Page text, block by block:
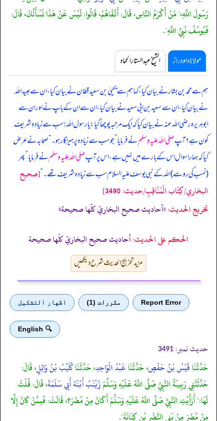
رَسُولَ اللَّهِ،" مَنْ أَكْرَمُ النَّاسِ، قَالَ: أَتْقَاهُمْ، قَالُوا: لَيْسَ عَنْ هَذَا نَسْأَلُكَ، قَالَ:
فَيُوسُفُ نَبِيُّ اللَّهِ".
مولانا داود راز الشیخ عبدالستار الحماد
ہم سے محمد بن بشار نے بیان کیا، کہا ہم سے یحییٰ بن سعید قطان نے بیان کیا، ان سے عبیداللہ
نے بیان کیا، ان سے سعید بن ابی سعید نے بیان کیا، ان سے ان کے باپ نے اور ان سے
ابوہریرہ رضی اللہ عنہ نے بیان کیا کہایک مرتبہ پوچھا گیا: یا رسول اللہ! سب سے زیادہ شریف
کون ہے؟ آپصلی اللہ علیہ وسلمنے فرمایا”جو سب سے زیادہ پرہیزگار ہو۔“صحابہ نے عرض
کیا کہ ہمارا سوال اس کے بارے میں نہیں ہے، اس پر آپصلی اللہ علیہ وسلمنے فرمایا”پھر
(نسب کی رو سے) اللہ کے نبی یوسف علیہ السلام سب سے زیادہ شریف تھے۔“[صحيح
البخاري/كِتَاب الْمَنَاقِبِ/حدیث: 3490]
تخریج الحدیث:«أحاديث صحيح البخاريّ كلّها صحيحة»
الحكم على الحديث:أحاديث صحيح البخاريّ كلّها صحيحة
مزید تخریج الحدیث شرح دیکھیں
Report Error مكررات (1) اظهار التشكيل
🔍 English
حدیث نمبر: 3491
حَدَّثَنَاقَيْسُ بْنُ حَفْصٍ، حَدَّثَنَاعَبْدُ الْوَاحِدِ، حَدَّثَنَاكُلَيْبُ بْنُ وَائِلٍ، قَالَ:
حَدَّثَتْنِي رَبِيبَةُ النَّبِيِّ صَلَّى اللَّهُ عَلَيْهِ وَسَلَّمَزَيْنَبُ أَبْنَة أَبِي سَلَمَةَ، قَالَ: قُلْتُ
لَهَا:" أَرَأَيْتِ النَّبِيَّ صَلَّى اللَّهُ عَلَيْهِ وَسَلَّمَ أَكَانَ مِنْ مُضَرَ؟، قَالَتْ: فَمِمَّنْ كَانَ إِلَّا
مِنْ مُضَرَ مِنْ بَنِي النَّضْرِ بْنِ كِنَانَةَ".